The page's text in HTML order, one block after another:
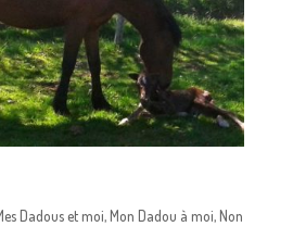
Dadous et moi,Mon Dadou à moi,Non